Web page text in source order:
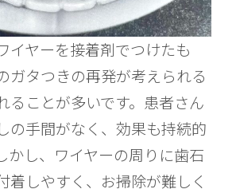
イヤーを接着剤でつけたも
ガタつきの再発が考えられる
ることが多いです。患者さん
の手間がなく、効果も持続的
かし、ワイヤーの周りに歯石
着しやすく、お掃除が難しく